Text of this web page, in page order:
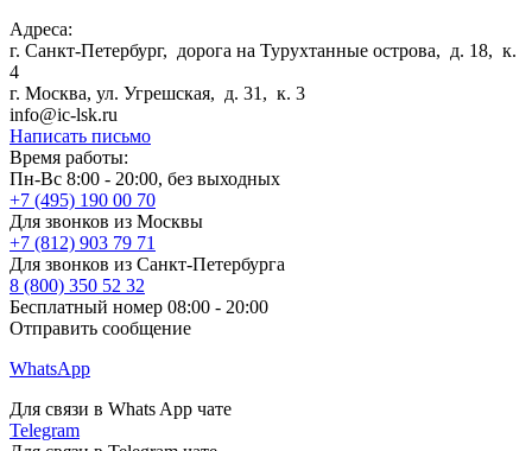
Адреса:
г. Санкт-Петербург, дорога на Турухтанные острова, д. 18, к.
4
г. Москва, ул. Угрешская, д. 31, к. 3
info@ic-lsk.ru
Написать письмо
Время работы:
Пн-Вс 8:00 - 20:00, без выходных
+7 (495) 190 00 70
Для звонков из Москвы
+7 (812) 903 79 71
Для звонков из Санкт-Петербурга
8 (800) 350 52 32
Бесплатный номер 08:00 - 20:00
Отправить сообщение
WhatsApp
Для связи в Whats App чате
Telegram